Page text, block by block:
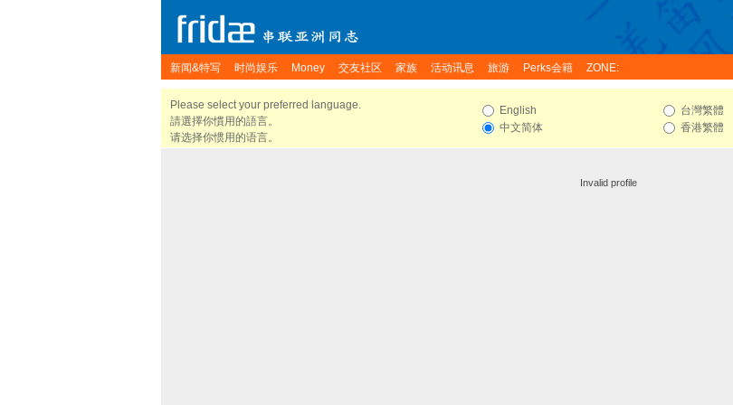
新闻&特写 时尚娱乐 Money 交友社区 家族 活动讯息 旅游 Perks会籍 ZONE:
Please select your preferred language.
請選擇你慣用的語言。
请选择你惯用的语言。
English
中文简体
台灣繁體
香港繁體
Invalid profile